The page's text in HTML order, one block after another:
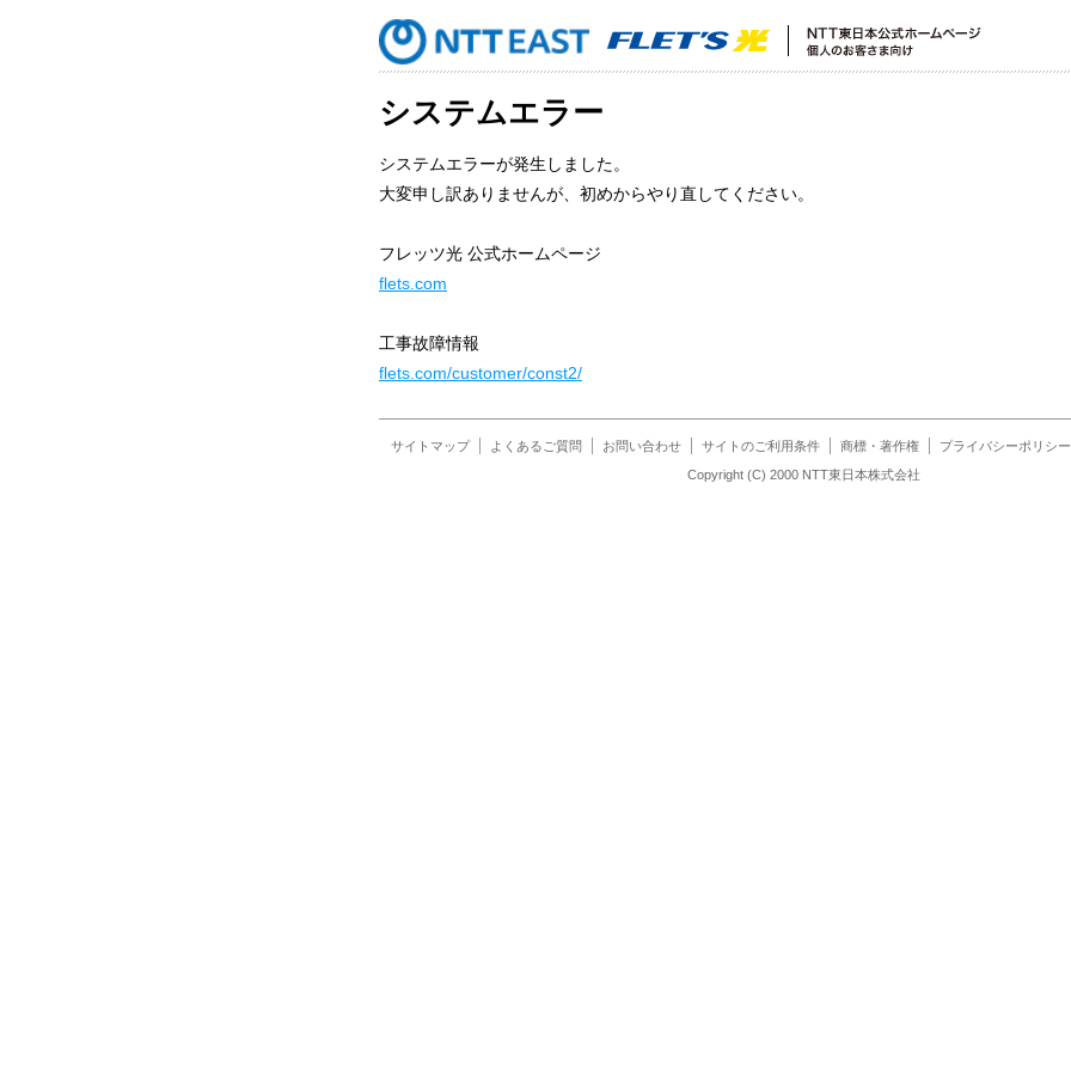
システムエラー
システムエラーが発生しました。
大変申し訳ありませんが、初めからやり直してください。
フレッツ光 公式ホームページ
flets.com
工事故障情報
flets.com/customer/const2/
サイトマップ よくあるご質問 お問い合わせ サイトのご利用条件 商標・著作権 プライバシーポリシー
Copyright (C) 2000 NTT東日本株式会社